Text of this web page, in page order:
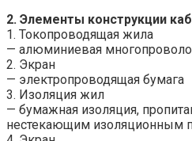
2. Элементы конструкции
1. Токопроводящая жила
— алюминиевая
2. Экран
— электропроводящая бумага
3. Изоляция жил
— бумажная изоляция,
нестекающим изоляционным